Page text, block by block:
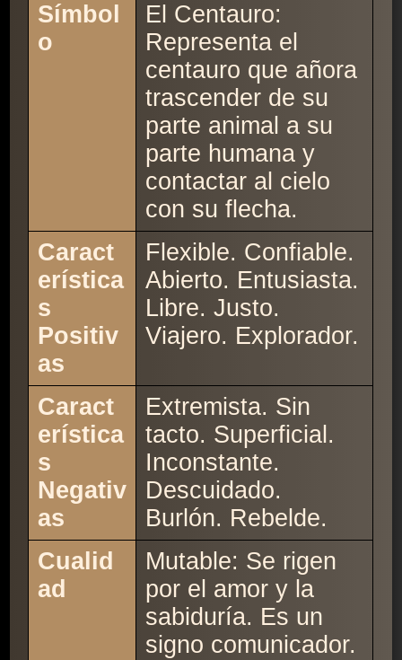
Símbol
o
El Centauro:
Representa el
centauro que añora
trascender de su
parte animal a su
parte humana y
contactar al cielo
con su flecha.
Caract
erística
s
Positiv
as
Flexible. Confiable.
Abierto. Entusiasta.
Libre. Justo.
Viajero. Explorador.
Caract
erística
s
Negativ
as
Extremista. Sin
tacto. Superficial.
Inconstante.
Descuidado.
Burlón. Rebelde.
Cualid
ad
Mutable: Se rigen
por el amor y la
sabiduría. Es un
signo comunicador.